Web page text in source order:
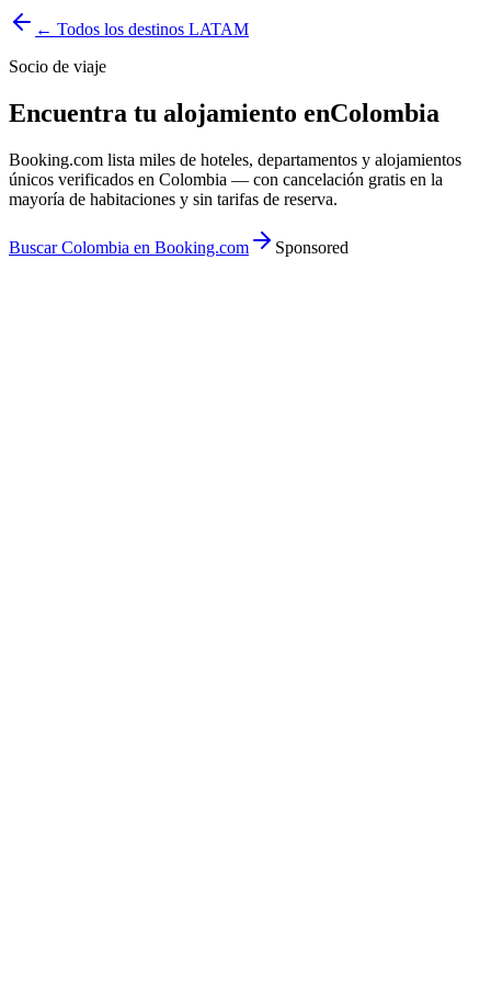
← Todos los destinos LATAM
Socio de viaje
Encuentra tu alojamiento enColombia
Booking.com lista miles de hoteles, departamentos y alojamientos
únicos verificados en Colombia — con cancelación gratis en la
mayoría de habitaciones y sin tarifas de reserva.
Buscar Colombia en Booking.com Sponsored